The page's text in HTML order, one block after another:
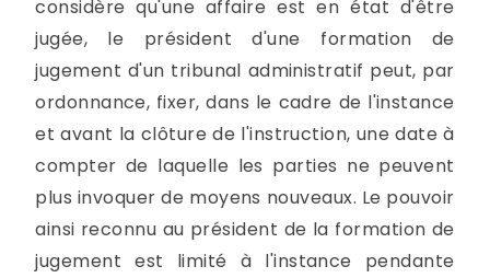
considère qu'une affaire est en état d'être
jugée, le président d'une formation de
jugement d'un tribunal administratif peut, par
ordonnance, fixer, dans le cadre de l'instance
et avant la clôture de l'instruction, une date à
compter de laquelle les parties ne peuvent
plus invoquer de moyens nouveaux. Le pouvoir
ainsi reconnu au président de la formation de
jugement est limité à l'instance pendante